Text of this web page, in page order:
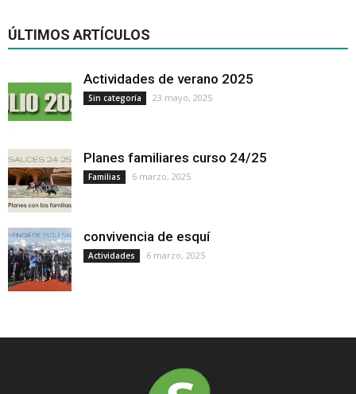
ÚLTIMOS ARTÍCULOS
Actividades de verano 2025
Sin categoría 23 mayo, 2025
Planes familiares curso 24/25
Familias 6 marzo, 2025
convivencia de esquí
Actividades 6 marzo, 2025